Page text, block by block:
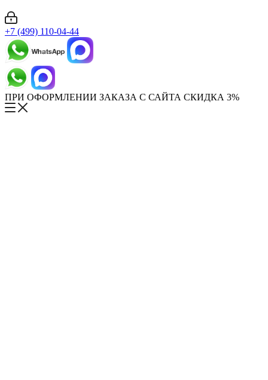
+7 (499) 110-04-44
ПРИ ОФОРМЛЕНИИ ЗАКАЗА С САЙТА СКИДКА 3%